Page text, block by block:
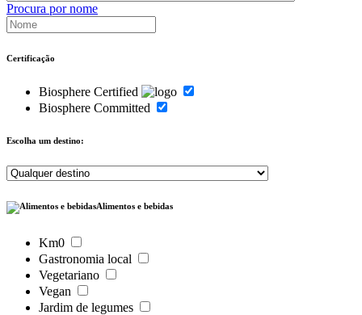
Procura por nome
Certificação
Biosphere Certified
Biosphere Committed
Escolha um destino:
Alimentos e bebidas
Km0
Gastronomia local
Vegetariano
Vegan
Jardim de legumes